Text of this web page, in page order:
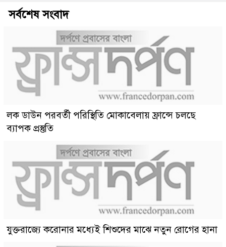
সর্বশেষ সংবাদ
লক ডাউন পরবর্তী পরিস্থিতি মোকাবেলায় ফ্রান্সে চলছে
ব্যাপক প্রস্তুতি
যুক্তরাজ্যে করোনার মধ্যেই শিশুদের মাঝে নতুন রোগের হানা